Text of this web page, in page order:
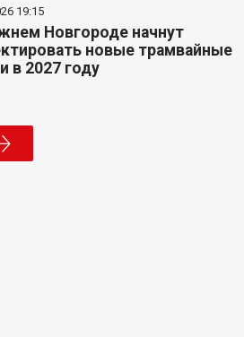
19:15
Новгороде начнут
новые трамвайные
в 2027 году